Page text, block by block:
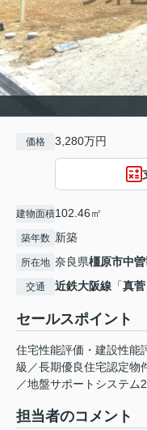
価格 3,280万円
建物面積102.46㎡
築年数 新築
所在地 奈良県橿原市中
交通 近鉄大阪線 「真菅
セールスポイント
住宅性能評価・建設性能
級／長期優良住宅認定物
／地盤サポートシステム
担当者のコメント